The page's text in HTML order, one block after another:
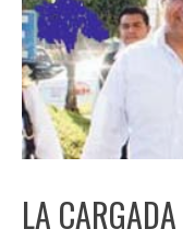
LA CARGADA